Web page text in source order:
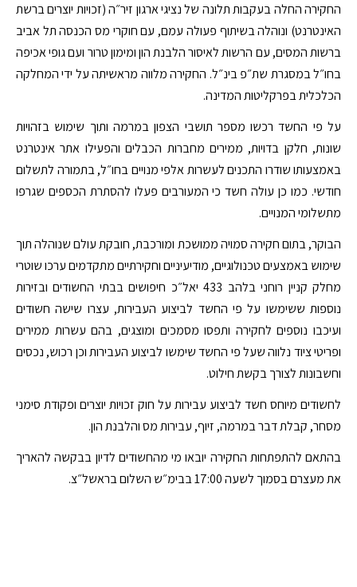
החקירה החלה בעקבות תלונה של נציגי ארגון זיר״ה (זכויות יוצרים ברשת
האינטרנט) ונוהלה בשיתוף פעולה עמם, עם חוקרי מס הכנסה תל אביב
ברשות המסים, עם הרשות לאיסור הלבנת הון ומימון טרור ועם גופי אכיפה
בחו״ל במסגרת שת״פ בינ״ל. החקירה מלווה מראשיתה על ידי המחלקה
הכלכלית בפרקליטות המדינה.
על פי החשד רכשו מספר תושבי הצפון במרמה ותוך שימוש בזהויות
שונות, חלקן בדויות, ממירים מחברות הכבלים והפעילו אתר אינטרנט
באמצעותו שודרו התכנים לעשרות אלפי מנויים בחו״ל, בתמורה לתשלום
חודשי. כמו כן עולה חשד כי המעורבים פעלו להסתרת הכספים שגרפו
מתשלומי המנויים.
הבוקר, בתום חקירה סמויה ממושכת ומורכבת, חובקת עולם שנוהלה תוך
שימוש באמצעים טכנולוגיים, מודיעיניים וחקירתיים מתקדמים ערכו שוטרי
מחלק קניין רוחני בלהב 433 יאל״כ חיפושים בבתי החשודים ובזירות
נוספות ששימשו על פי החשד לביצוע העבירות, עצרו שישה חשודים
ועיכבו נוספים לחקירה ותפסו מסמכים ומוצגים, בהם עשרות ממירים
ופריטי ציוד נלווה שעל פי החשד שימשו לביצוע העבירות וכן רכוש, נכסים
וחשבונות לצורך בקשת חילוט.
לחשודים מיוחס חשד לביצוע עבירות על חוק זכויות יוצרים ופקודת סימני
מסחר, קבלת דבר במרמה, זיוף, עבירות מס והלבנת הון.
בהתאם להתפתחות החקירה יובאו מי מהחשודים לדיון בבקשה להאריך
את מעצרם בסמוך לשעה 17:00 בבימ״ש השלום בראשל״צ.